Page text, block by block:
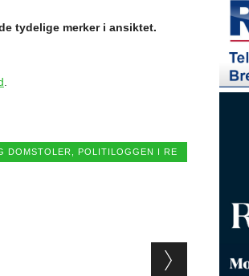
tydelige merker i ansiktet.
DOMSTOLER POLITILOGGEN I RE